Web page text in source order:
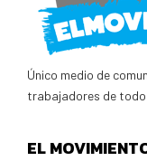
Único medio de
trabajadores de todo
EL